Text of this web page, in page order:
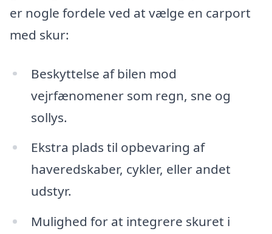
er nogle fordele ved at vælge en carport
med skur:
Beskyttelse af bilen mod
vejrfænomener som regn, sne og
sollys.
Ekstra plads til opbevaring af
haveredskaber, cykler, eller andet
udstyr.
Mulighed for at integrere skuret i